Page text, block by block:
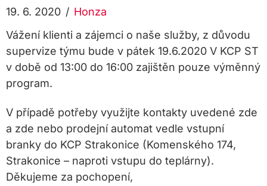
19. 6. 2020 / Honza
Vážení klienti a zájemci o naše služby, z důvodu
supervize týmu bude v pátek 19.6.2020 V KCP ST
v době od 13:00 do 16:00 zajištěn pouze výměnný
program.
V případě potřeby využijte kontakty uvedené zde
a zde nebo prodejní automat vedle vstupní
branky do KCP Strakonice (Komenského 174,
Strakonice – naproti vstupu do teplárny).
Děkujeme za pochopení,